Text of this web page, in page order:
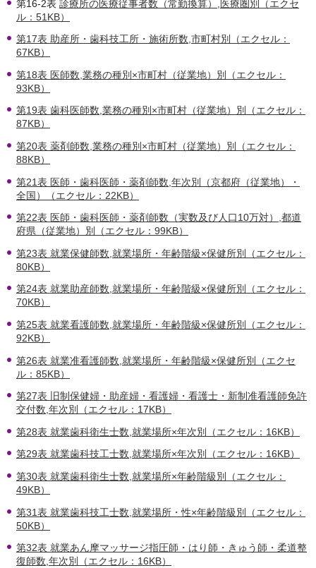
第16-2表 診療所の医療従事者数（常勤換算）,医療圏別（エクセ
ル：51KB）
第17表 助産所・歯科技工所・施術所数,市町村別（エクセル：
67KB）
第18表 医師数,業務の種別×市町村（従業地）別（エクセル：
93KB）
第19表 歯科医師数,業務の種別×市町村（従業地）別（エクセル：
87KB）
第20表 薬剤師数,業務の種別×市町村（従業地）別（エクセル：
88KB）
第21表 医師・歯科医師・薬剤師数,年次別（京都府（従業地）・
全国）（エクセル：22KB）
第22表 医師・歯科医師・薬剤師数（実数及び人口10万対）,都道
府県（従業地）別（エクセル：99KB）
第23表 就業保健師数,就業場所・年齢階級×保健所別（エクセル：
80KB）
第24表 就業助産師数,就業場所・年齢階級×保健所別（エクセル：
70KB）
第25表 就業看護師数,就業場所・年齢階級×保健所別（エクセル：
92KB）
第26表 就業准看護師数,就業場所・年齢階級×保健所別（エクセ
ル：85KB）
第27表 旧制保健婦・助産婦・看護婦・看護士・新制准看護師免許
交付数,年次別（エクセル：17KB）
第28表 就業歯科衛生士数,就業場所×年次別（エクセル：16KB）
第29表 就業歯科技工士数,就業場所×年次別（エクセル：16KB）
第30表 就業歯科衛生士数,就業場所×年齢階級別（エクセル：
49KB）
第31表 就業歯科技工士数,就業場所・性×年齢階級別（エクセル：
50KB）
第32表 就業あん摩マッサージ指圧師・はり師・きゅう師・柔道整
復師数,年次別（エクセル：16KB）